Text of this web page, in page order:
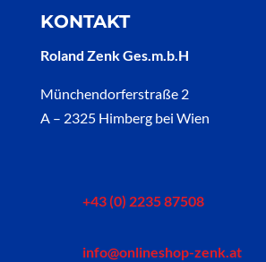
KONTAKT
Roland Zenk Ges.m.b.H
Münchendorferstraße 2
A – 2325 Himberg bei Wien
+43 (0) 2235 87508
info@onlineshop-zenk.at